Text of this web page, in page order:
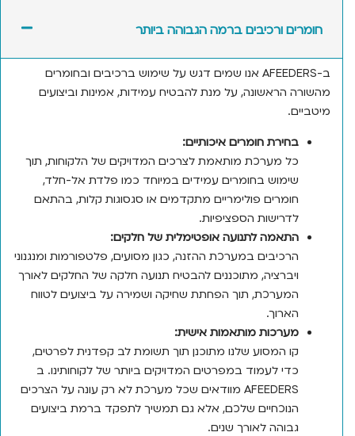
ורכיבים ברמה הגבוהה ביותר​
ב-AFEEDERS אנו שמים דגש על שימוש ברכיבים ובחומרים
הראשונה, על מנת להבטיח עמידות, אמינות וביצועים
בחירת חומרים איכותיים:
כל מערכת מותאמת לצרכים המדויקים של הלקוחות, תוך
שימוש בחומרים עמידים במיוחד כמו פלדת אל-חלד,
חומרים פולימריים מתקדמים או סגסוגות קלות, בהתאם
לדרישות הספציפיות.
התאמה לתנועה אופטימלית של חלקים:
הרכיבים במערכת ההזנה, כגון מסועים, פלטפורמות ומנגנוני
ויברציה, מתוכננים להבטיח תנועה חלקה של החלקים לאורך
המערכת, תוך הפחתת שחיקה ושמירה על ביצועים לטווח
מערכות מותאמות אישית:
קו המסוע שלנו מתוכנן תוך תשומת לב קפדנית לפרטים,
כדי לעמוד במפרטים המדויקים ביותר של לקוחותינו. ב
AFEEDERS מוודאים שכל מערכת לא רק עונה על הצרכים
הנוכחיים שלכם, אלא גם תמשיך לתפקד ברמת ביצועים
גבוהה לאורך שנים.